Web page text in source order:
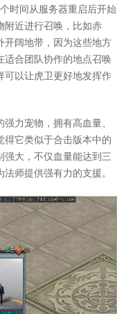
时间从服务器重启后开始
附近进行召唤，比如赤
开阔地带，因为这些地方
适合团队协作的地点召唤
可以让虎卫更好地发挥作
力宠物，拥有高血量、
得它类似于合击版本中的
强大，不仅血量能达到三
师提供强有力的支援。